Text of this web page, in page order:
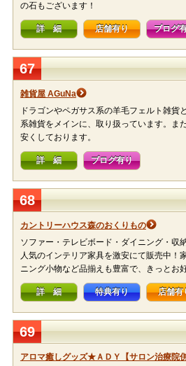
の石もございます！
詳 細 店舗有り ブログ
67
雑貨屋 AGuNa
ドラゴンやペガサス系の羊毛フェルト雑貨
系雑貨をメインに、取り扱っています。ま
安くしております。
詳 細 ブログ有り
68
カントリーハウス森のおくりもの
ソファー・テレビボード・ダイニング・収
人気のインテリア家具を激安にて販売中！
ニング小物など品揃えも豊富で、きっとお
詳 細 特典有り 店舗有
69
アロマ癒しグッズ★ＡＤＹ【サロン治療院併